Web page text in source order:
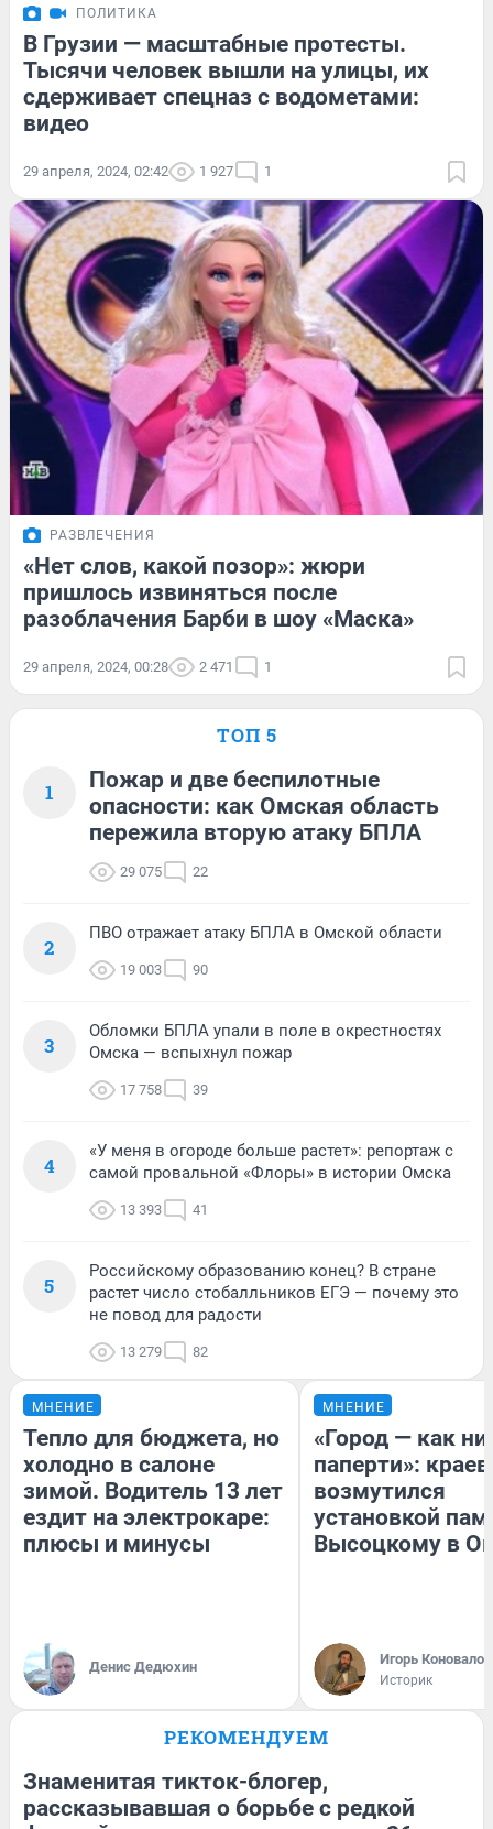
ПОЛИТИКА
В Грузии — масштабные протесты.
Тысячи человек вышли на улицы, их
сдерживает спецназ с водометами:
видео
29 апреля, 2024, 02:42 1 927 1
РАЗВЛЕЧЕНИЯ
«Нет слов, какой позор»: жюри
пришлось извиняться после
разоблачения Барби в шоу «Маска»
29 апреля, 2024, 00:28 2 471 1
ТОП 5
1
Пожар и две беспилотные
опасности: как Омская область
пережила вторую атаку БПЛА
29 075 22
2
ПВО отражает атаку БПЛА в Омской области
19 003 90
3
Обломки БПЛА упали в поле в окрестностях
Омска — вспыхнул пожар
17 758 39
4
«У меня в огороде больше растет»: репортаж с
самой провальной «Флоры» в истории Омска
13 393 41
5
Российскому образованию конец? В стране
растет число стобалльников ЕГЭ — почему это
не повод для радости
13 279 82
МНЕНИЕ
Тепло для бюджета, но
холодно в салоне
зимой. Водитель 13 лет
ездит на электрокаре:
плюсы и минусы
Денис Дедюхин
МНЕНИЕ
«Город — как
паперти»:
возмутился
установкой
Высоцкому в
Игорь Коновалов
Историк
РЕКОМЕНДУЕМ
Знаменитая тикток-блогер,
рассказывавшая о борьбе с редкой